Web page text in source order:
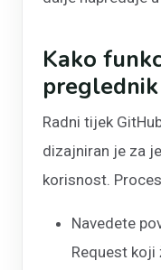
Kako
Radni tijek
dizajniran je za
korisnost.
Navedete
Request koji